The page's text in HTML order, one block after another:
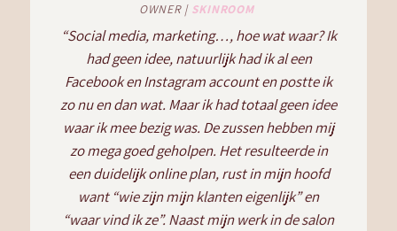
OWNER | SKINROOM
“Social media, marketing…, hoe wat waar? Ik
had geen idee, natuurlijk had ik al een
Facebook en Instagram account en postte ik
zo nu en dan wat. Maar ik had totaal geen idee
waar ik mee bezig was. De zussen hebben mij
zo mega goed geholpen. Het resulteerde in
een duidelijk online plan, rust in mijn hoofd
want “wie zijn mijn klanten eigenlijk” en
“waar vind ik ze”. Naast mijn werk in de salon